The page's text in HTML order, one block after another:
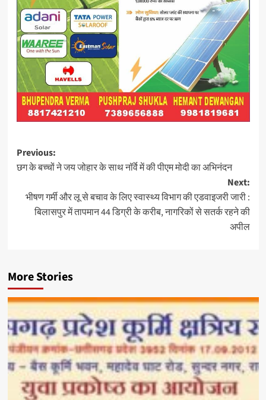
Post
navigation
Previous:
छग के बच्चों ने जय जोहार के साथ नॉर्वे में की पीएम मोदी का अभिनंदन
Next:
भीषण गर्मी और लू से बचाव के लिए स्वास्थ्य विभाग की एडवाइजरी जारी :
बिलासपुर में तापमान 44 डिग्री के करीब, नागरिकों से सतर्क रहने की
अपील
More Stories